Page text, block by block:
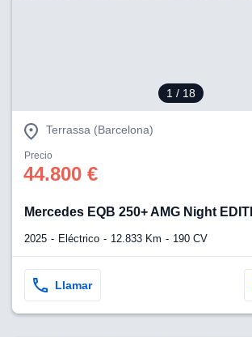
1 / 18
Terrassa (Barcelona)
Precio
44.800 €
Mercedes EQB 250+ AMG Night
2025 Eléctrico 12.833 Km 190 CV
Llamar